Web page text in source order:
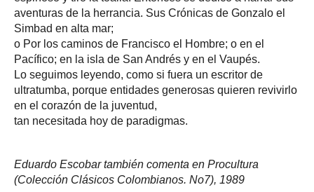
aventuras de la herrancia. Sus Crónicas de Gonzalo el
Simbad en alta mar;
o Por los caminos de Francisco el Hombre; o en el
Pacífico; en la isla de San Andrés y en el Vaupés.
Lo seguimos leyendo, como si fuera un escritor de
ultratumba, porque entidades generosas quieren revivirlo
en el corazón de la juventud,
tan necesitada hoy de paradigmas.
Eduardo Escobar también comenta en Procultura
(Colección Clásicos Colombianos. No7), 1989